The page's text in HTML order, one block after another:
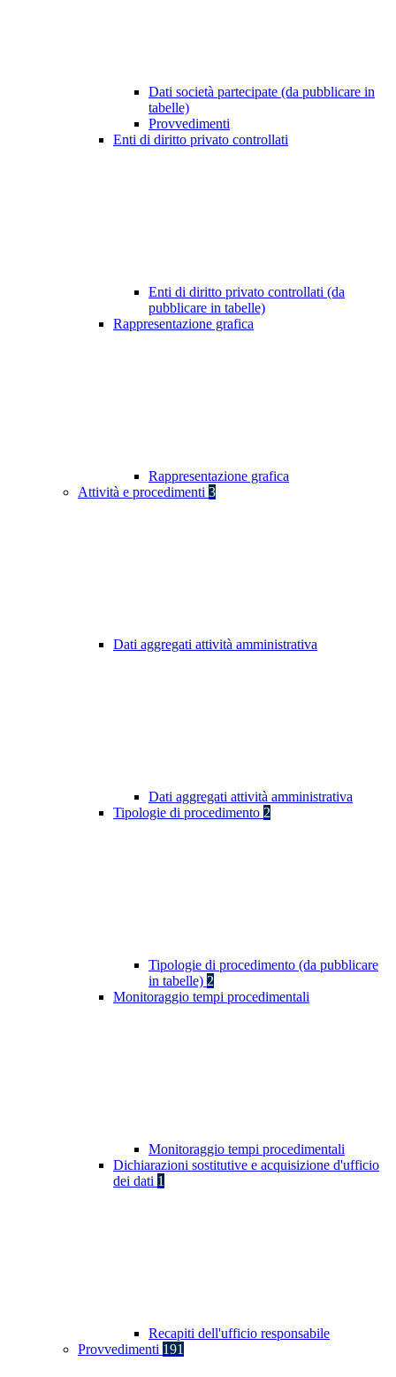
Dati società partecipate (da pubblicare in
tabelle)
Provvedimenti
Enti di diritto privato controllati
Enti di diritto privato controllati (da
pubblicare in tabelle)
Rappresentazione grafica
Rappresentazione grafica
Attività e procedimenti 3
Dati aggregati attività amministrativa
Dati aggregati attività amministrativa
Tipologie di procedimento 2
Tipologie di procedimento (da pubblicare
in tabelle) 2
Monitoraggio tempi procedimentali
Monitoraggio tempi procedimentali
Dichiarazioni sostitutive e acquisizione d'ufficio
dei dati 1
Recapiti dell'ufficio responsabile
Provvedimenti 191